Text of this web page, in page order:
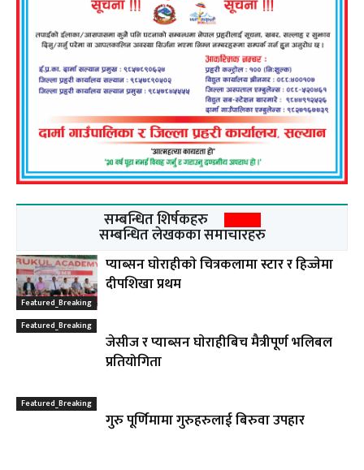
सम्बन्धित शिर्षकहरु
सम्बन्धित लेखकका समाचारहरु
Featured_Breaking
प्याब्सन घाेराहीकाे चित्रकलामा स्टार र हिज्जेमा
दीपशिखा प्रथम
Featured_Breaking
जेसीज र प्याब्सन घाेराहीबिच मैत्रीपूर्ण भलिबल
प्रतियोगिता
Featured_Breaking
गुरु पूर्णिमामा गुरुहरुलाई बिरुवा उपहार